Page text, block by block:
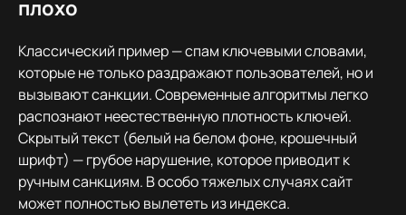
плохо
Классический пример — спам ключевыми словами,
которые не только раздражают пользователей, но и
вызывают санкции. Современные алгоритмы легко
распознают неестественную плотность ключей.
Скрытый текст (белый на белом фоне, крошечный
шрифт) — грубое нарушение, которое приводит к
ручным санкциям. В особо тяжелых случаях сайт
может полностью вылететь из индекса.